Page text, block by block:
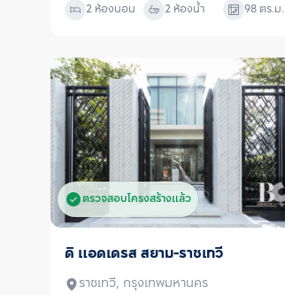
2 ห้องนอน 2 ห้องน้ำ 98 ตร.ม.
ตรวจสอบโครงสร้างแล้ว
ขาย/เช่า
ดิ แอดเดรส สยาม-ราชเทวี
ราชเทวี, กรุงเทพมหานคร